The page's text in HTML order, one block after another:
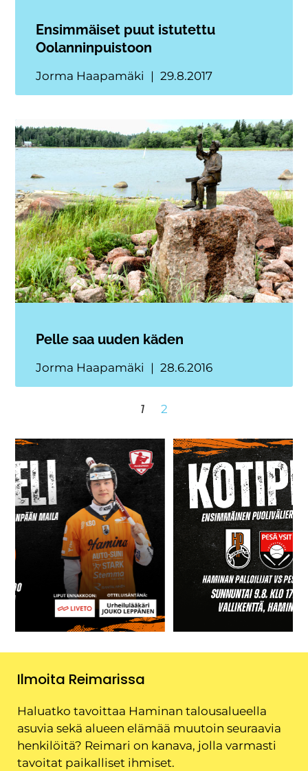
Ensimmäiset puut istutettu
Oolanninpuistoon
Jorma Haapamäki 29.8.2017
Pelle saa uuden käden
Jorma Haapamäki 28.6.2016
1 2
Ilmoita Reimarissa
Haluatko tavoittaa Haminan talousalueella
asuvia sekä alueen elämää muutoin seuraavia
henkilöitä? Reimari on kanava, jolla varmasti
tavoitat paikalliset ihmiset.